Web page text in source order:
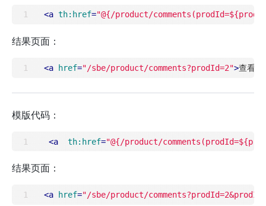
<a th:href="@{/product/
结果页面：
<a href="/sbe/product/comments?prodId=2">查看
模版代码：
<a th:href="@{/product/
结果页面：
<a href="/sbe/product/